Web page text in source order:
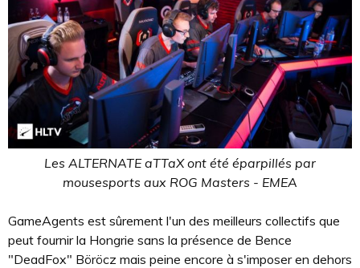
Les ALTERNATE aTTaX ont été éparpillés par
mousesports aux ROG Masters - EMEA
GameAgents est sûrement l'un des meilleurs collectifs que
peut fournir la Hongrie sans la présence de Bence
"DeadFox" Böröcz mais peine encore à s'imposer en dehors